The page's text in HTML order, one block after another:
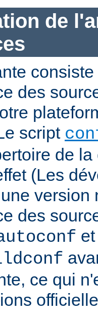
de
des
script
de
(Les
version
des
ce qui